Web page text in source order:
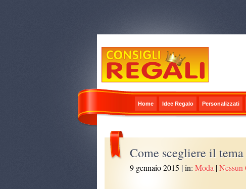
Home Idee Regalo Personalizzati
Come scegliere il
9 gennaio 2015 | in:Moda |Nessun